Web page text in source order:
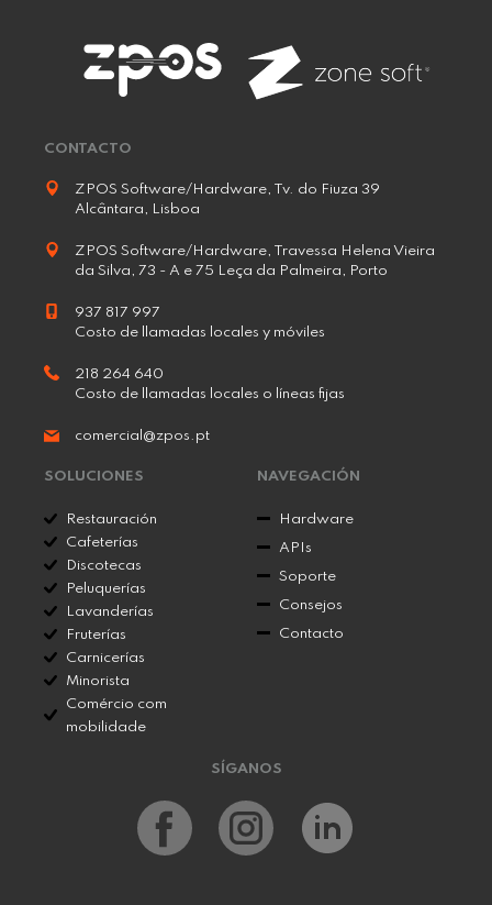
CONTACTO
ZPOS Software/Hardware, Tv. do Fiuza 39
Alcântara, Lisboa
ZPOS Software/Hardware, Travessa Helena Vieira
da Silva, 73 - A e 75 Leça da Palmeira, Porto
937 817 997
Costo de llamadas locales y móviles
218 264 640
Costo de llamadas locales o líneas fijas
comercial@zpos.pt
SOLUCIONES
Restauración
Cafeterías
Discotecas
Peluquerías
Lavanderías
Fruterías
Carnicerías
Minorista
Comércio com
mobilidade
NAVEGACIÓN
Hardware
APIs
Soporte
Consejos
Contacto
SÍGANOS